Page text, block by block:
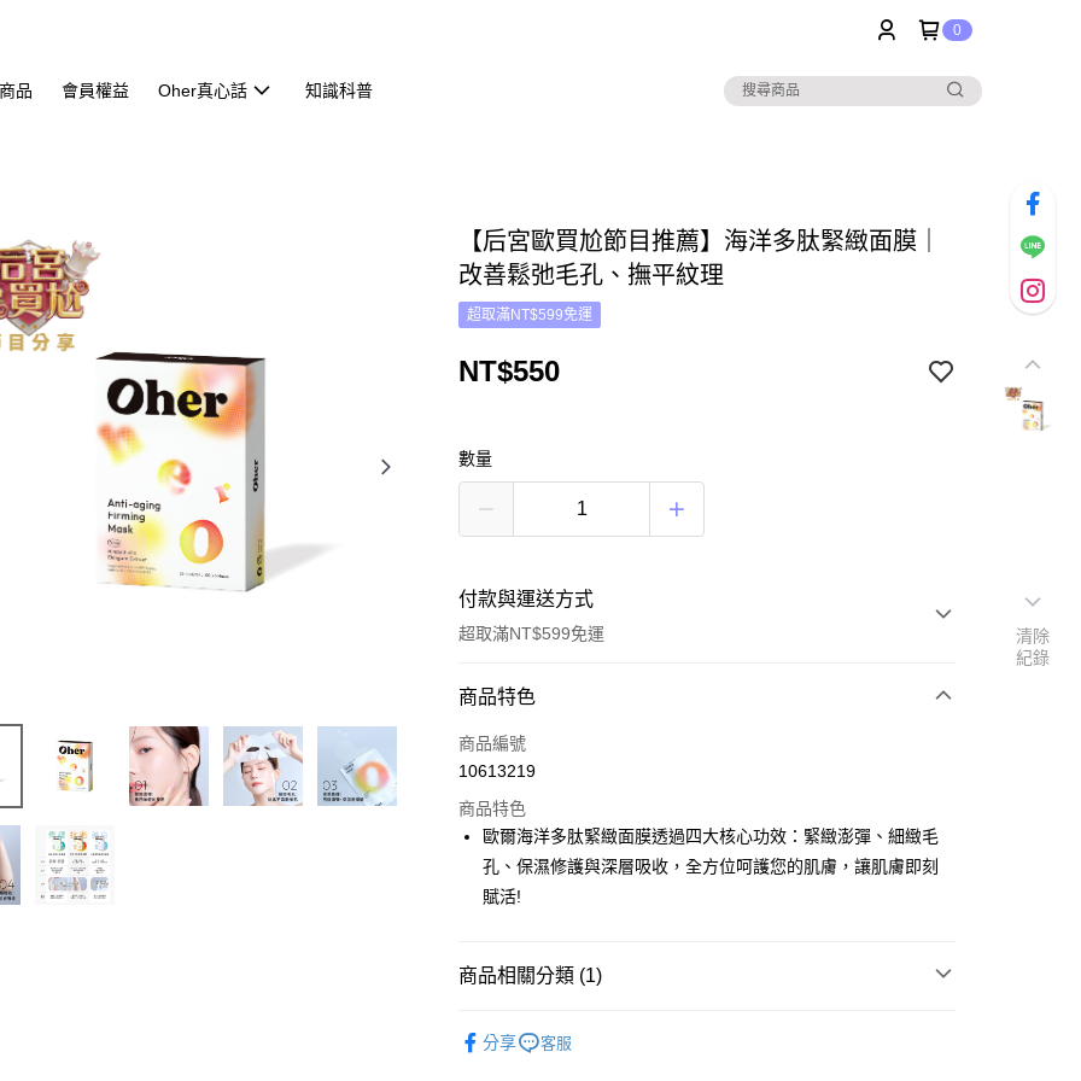
0
品 會員權益 Oher真心話 知識科普
【后宮歐買尬節目推薦】海洋多肽緊緻面膜｜
改善鬆弛毛孔、撫平紋理
超取滿NT$599免運
NT$550
數量
付款與運送方式
超取滿NT$599免運
付款方式
信用卡一次付款
運送方式
全家取貨付款
付款後全家取貨
商品特色
商品編號
10613219
商品特色
歐爾海洋多肽緊緻⾯膜透過四⼤核⼼功效：緊緻澎彈、細緻毛
孔、保濕修護與深層吸收，全⽅位呵護您的肌膚，讓肌膚即刻
賦活!
商品相關分類 (1)
分享
客服
清除
紀錄